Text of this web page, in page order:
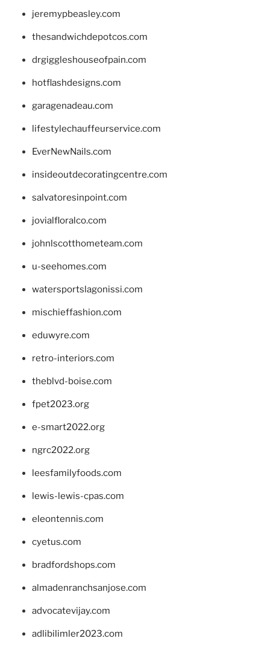
jeremypbeasley.com
thesandwichdepotcos.com
drgiggleshouseofpain.com
hotflashdesigns.com
garagenadeau.com
lifestylechauffeurservice.com
EverNewNails.com
insideoutdecoratingcentre.com
salvatoresinpoint.com
jovialfloralco.com
johnlscotthometeam.com
u-seehomes.com
watersportslagonissi.com
mischieffashion.com
eduwyre.com
retro-interiors.com
theblvd-boise.com
fpet2023.org
e-smart2022.org
ngrc2022.org
leesfamilyfoods.com
lewis-lewis-cpas.com
eleontennis.com
cyetus.com
bradfordshops.com
almadenranchsanjose.com
advocatevijay.com
adlibilimler2023.com